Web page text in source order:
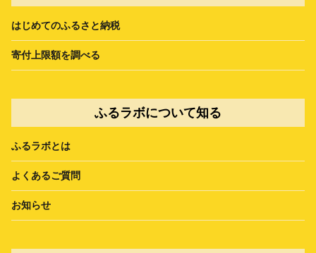
はじめてのふるさと納税
寄付上限額を調べる
ふるラボについて知る
ふるラボとは
よくあるご質問
お知らせ